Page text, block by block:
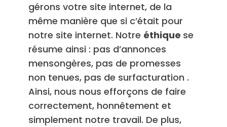
gérons votre site internet, de la
même manière que si c’était pour
notre site internet. Notre éthique se
résume ainsi : pas d’annonces
mensongères, pas de promesses
non tenues, pas de surfacturation .
Ainsi, nous nous efforçons de faire
correctement, honnêtement et
simplement notre travail. De plus,